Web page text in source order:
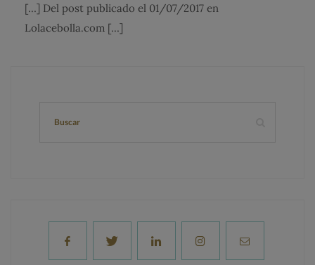
[…] Del post publicado el 01/07/2017 en
Lolacebolla.com […]